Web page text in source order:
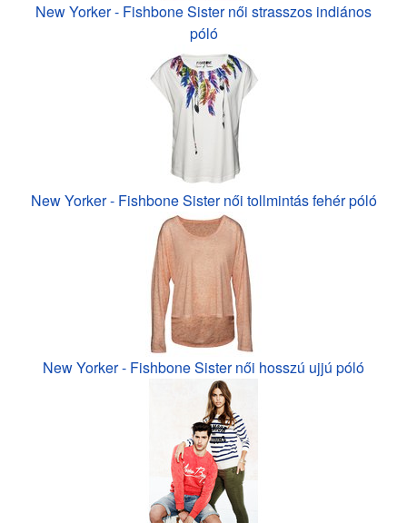
New Yorker - Fishbone Sister női strasszos indiános
póló
New Yorker - Fishbone Sister női tollmintás fehér póló
New Yorker - Fishbone Sister női hosszú ujjú póló